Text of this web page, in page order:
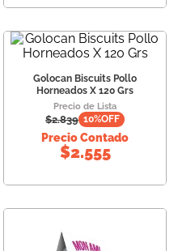
Golocan Biscuits Pollo
Horneados X 120 Grs
Precio de Lista
$2.839 10%OFF
Precio Contado
$2.555